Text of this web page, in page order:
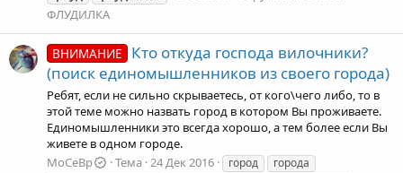
ФЛУДИЛКА
ВНИМАНИЕ
Кто откуда господа вилочники?
(поиск единомышленников из своего города)
Ребят, если не сильно скрываетесь, от кого\чего либо, то в
этой теме можно назвать город в котором Вы проживаете.
Единомышленники это всегда хорошо, а тем более если Вы
живете в одном городе.
MoCeBp
Тема 24 Дек 2016 город
города